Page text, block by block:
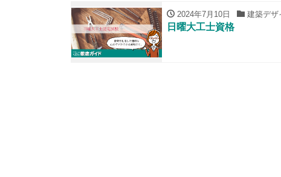
2024年7月10日 建築デザ
日曜大工士資格